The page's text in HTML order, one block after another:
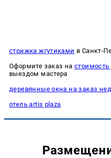
стрижка жгутиками в Санкт-
Оформите заказ настоимость
выездом мастера
деревянные окна на заказ
отель artis plaza